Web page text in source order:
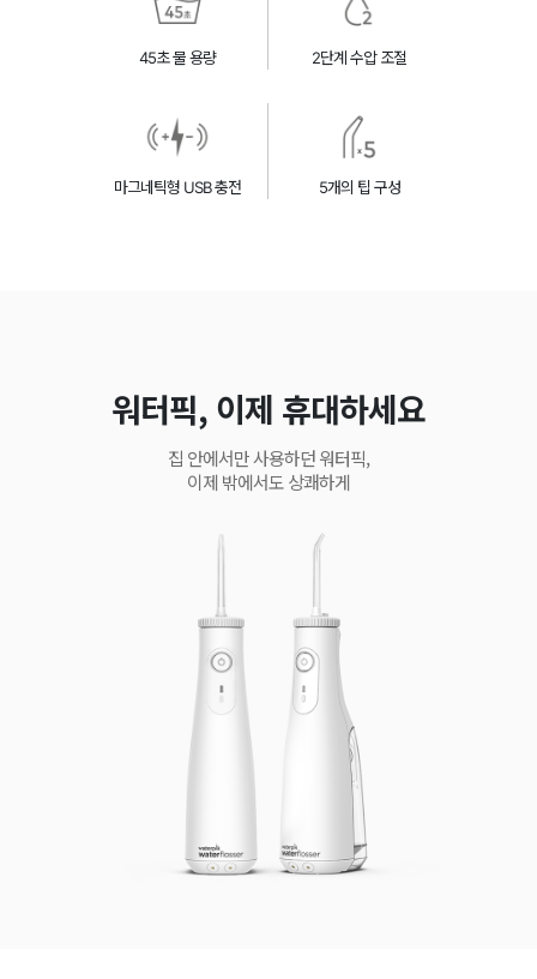
45초 물 용량 2단계 수압 조절
마그네틱형 USB 충전 5개의 팁 구성
워터픽, 이제 휴대하세요
집 안에서만 사용하던 워터픽,
이제 밖에서도 상쾌하게